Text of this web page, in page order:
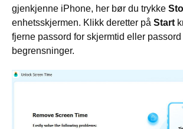
gjenkjenne iPhone, her bør du trykke Stol
enhetsskjermen. Klikk deretter på Start
fjerne passord for skjermtid eller passord
begrensninger.